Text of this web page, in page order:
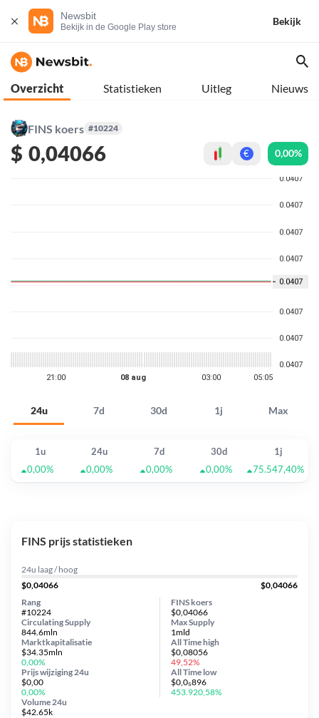
Newsbit
Bekijk in de Google Play store
Bekijk
Overzicht Statistieken Uitleg Nieuws
FINS koers #10224
$ 0,04066 € 0,00%
24u 7d 30d 1j Max
1u 24u 7d 30d
1j
0,00%
0,00% 0,00% 0,00% 75.547,40%
FINS prijs statistieken
24u laag / hoog
$0,04066
$0,04066
FINS koers
$0,04066
Circulating Supply
844.6mln
Prijs wijziging 24u
$0,00
0,00%
Max Supply
1mld
Marktkapitalisatie
$34.35mln
0,00%
Volume 24u
$42.65k
Rang
#10224
All Timehigh
$0,08056
49,52%
All Time low
$0,0₅896
453.920,58%